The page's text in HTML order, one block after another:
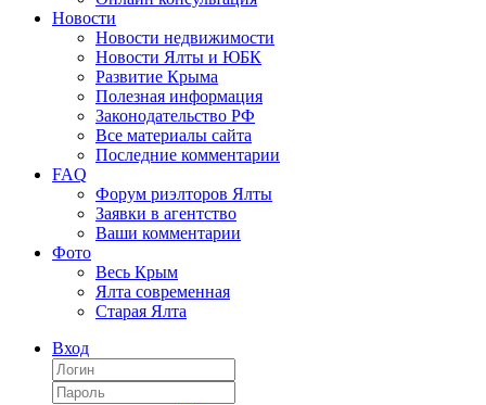
Новости
Новости недвижимости
Новости Ялты и ЮБК
Развитие Крыма
Полезная информация
Законодательство РФ
Все материалы сайта
Последние комментарии
FAQ
Форум риэлторов Ялты
Заявки в агентство
Ваши комментарии
Фото
Весь Крым
Ялта современная
Старая Ялта
Вход